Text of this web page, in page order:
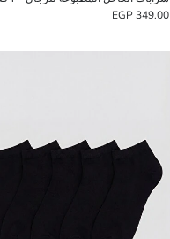
349.00 EGP